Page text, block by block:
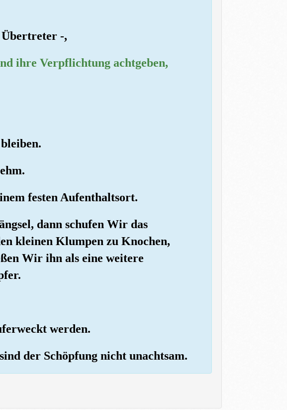
Übertreter -,
ihre Verpflichtung achtgeben,
festen Aufenthaltsort.
dann schufen Wir das
kleinen Klumpen zu Knochen,
Wir ihn als eine weitere
werden.
der Schöpfung nicht unachtsam.